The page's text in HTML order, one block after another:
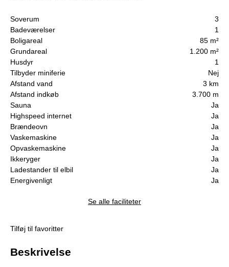
Soverum
3
Badeværelser
1
Boligareal
85 m²
Grundareal
1.200 m²
Husdyr
1
Tilbyder miniferie
Nej
Afstand vand
3 km
Afstand indkøb
3.700 m
Sauna
Ja
Highspeed internet
Ja
Brændeovn
Ja
Vaskemaskine
Ja
Opvaskemaskine
Ja
Ikkeryger
Ja
Ladestander til elbil
Ja
Energivenligt
Ja
Se alle faciliteter
Tilføj til favoritter
Beskrivelse